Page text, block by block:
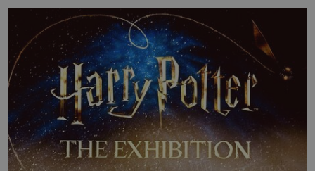
muž. Manželství nám oběma moc nesvědčilo, brzy jsme
zjistili, že